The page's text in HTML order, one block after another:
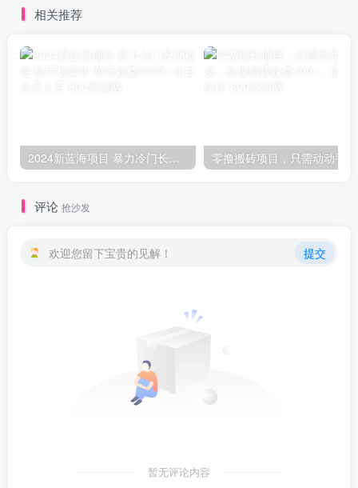
相关推荐
评论 抢沙发
欢迎您留下宝贵的见解！ 提交
暂无评论内容